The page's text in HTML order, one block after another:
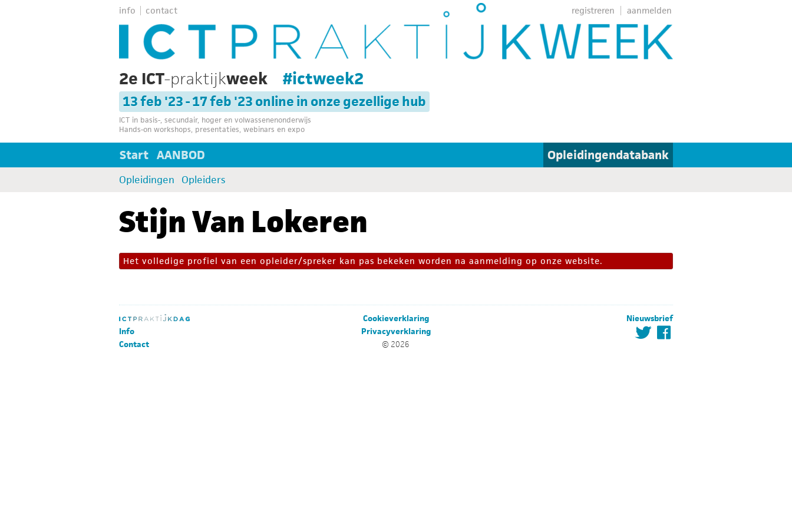
info contact aanmelden
registreren
2e ICT-praktijkweek #ictweek2
13 feb '23 - 17 feb '23 online in onze gezellige hub
ICT in basis-, secundair, hoger en volwassenenonderwijs
Hands-on workshops, presentaties, webinars en expo
Start AANBOD Opleidingendatabank
Opleidingen Opleiders
Stijn Van Lokeren
Het volledige profiel van een opleider/spreker kan pas bekeken worden na aanmelding op onze website.
Info
Contact
Cookieverklaring
Privacyverklaring
© 2026
Nieuwsbrief